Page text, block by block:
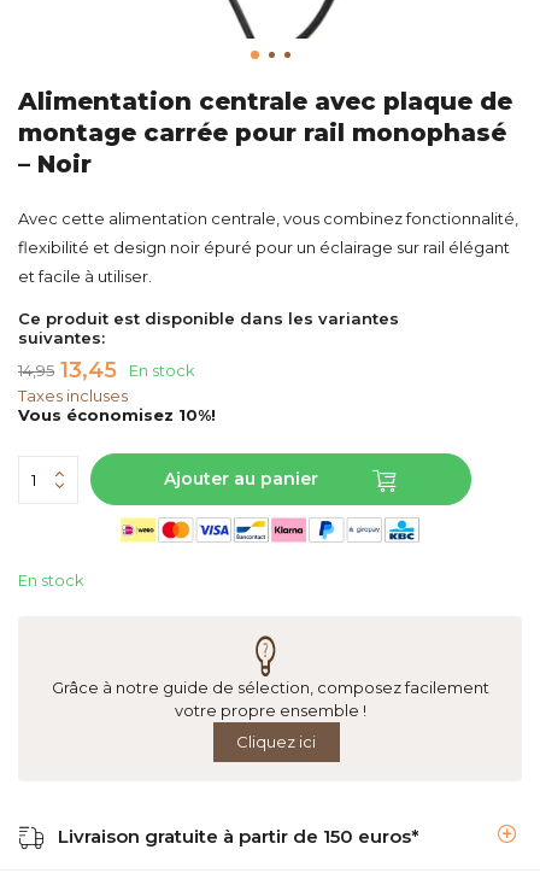
Alimentation centrale avec plaque de
montage carrée pour rail monophasé
– Noir
Avec cette alimentation centrale, vous combinez fonctionnalité,
flexibilité et design noir épuré pour un éclairage sur rail élégant
et facile à utiliser.
Ce produit est disponible dans les variantes
suivantes:
14,95 13,45
En stock
Taxes incluses
Vous économisez 10%!
Ajouter au panier
En stock
Grâce à notre guide de sélection, composez facilement
votre propre ensemble !
Cliquez ici
Livraison gratuite à partir de 150 euros*